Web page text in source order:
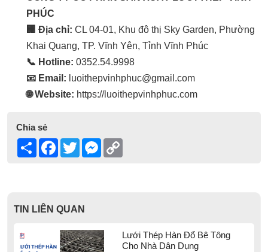
PHÚC
🏢 Địa chỉ: CL 04-01, Khu đô thị Sky Garden, Phường
Khai Quang, TP. Vĩnh Yên, Tỉnh Vĩnh Phúc
📞 Hotline: 0352.54.9998
📧 Email: luoithepvinhphuc@gmail.com
🌐 Website: https://luoithepvinhphuc.com
Chia sẻ
Share Facebook
TwitterMessenger
TIN LIÊN QUAN
Lưới Thép Hàn Đổ Bê Tông
Cho Nhà Dân Dụng